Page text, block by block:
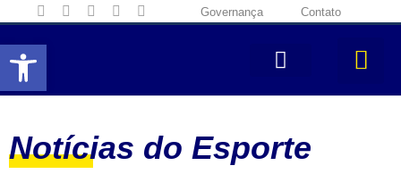
Abrir a barra de ferramentas
Governança Contato
Notícias do Esporte